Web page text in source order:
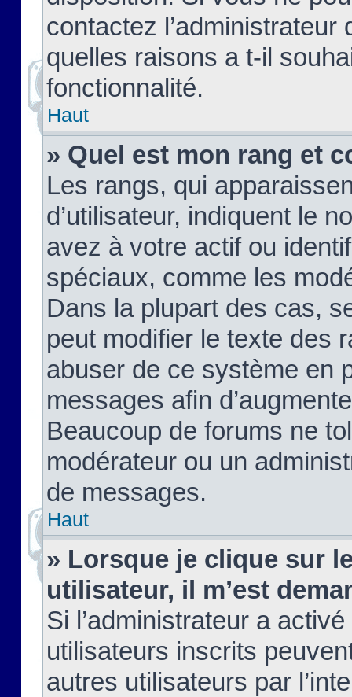
contactez
quelles raisons a t-il
fonctionnalité.
Haut
» Quel est mon rang et
Les rangs, qui
d’utilisateur, indiquent le
avez à votre actif ou
spéciaux, comme les
Dans la plupart des cas,
peut modifier le texte des
abuser de ce système en
messages afin
Beaucoup de forums ne
modérateur ou un
de messages.
Haut
» Lorsque je clique sur
utilisateur, il m’est
Si l’administrateur a
utilisateurs inscrits
autres utilisateurs par